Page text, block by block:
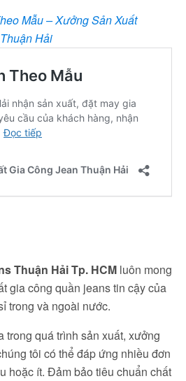
Mẫu – Xưởng Sản Xuất
Hải
Thuận Hải Tp. HCM luôn mong
gia công quần jeans tin cậy của
trong và ngoài nước.
trong quá trình sản xuất, xưởng
tôi có thể đáp ứng nhiều đơn
hoặc ít. Đảm bảo tiêu chuẩn chất